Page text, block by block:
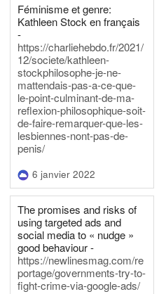
Féminisme et genre:
Kathleen Stock en français
-
https://charliehebdo.fr/2021/
12/societe/kathleen-
stockphilosophe-je-ne-
mattendais-pas-a-ce-que-
le-point-culminant-de-ma-
reflexion-philosophique-soit-
de-faire-remarquer-que-les-
lesbiennes-nont-pas-de-
penis/
6 janvier 2022
The promises and risks of
using targeted ads and
social media to « nudge »
good behaviour -
https://newlinesmag.com/re
portage/governments-try-to-
fight-crime-via-google-ads/